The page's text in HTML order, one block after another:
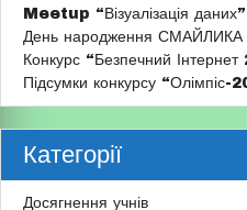
Meetup “Візуалізація
День народження СМАЙЛИКА
Конкурс “Безпечний Інтернет
Підсумки конкурсу “Олімпіс-
Категорії
Досягнення учнів